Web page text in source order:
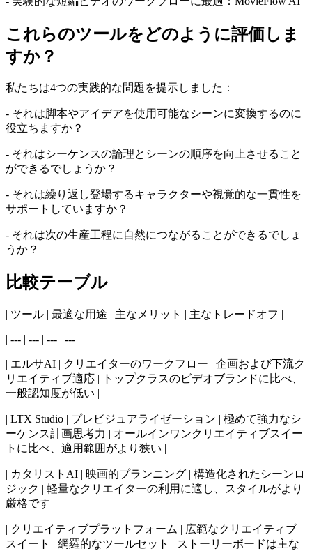
これらのツールをどのように評価しま
すか？
私たちは4つの実践的な問題を提示しました：
- それは脚本やアイデアを使用可能なシーンに変換するのに
役立ちますか？
- それはシーケンスの論理とシーンの順序を向上させること
ができるでしょうか？
- それは繰り返し登場するキャラクターや視覚的な一貫性を
サポートしていますか？
- それは次の生産工程に自然につながることができるでしょ
うか？
比較テーブル
| ツール | 最適な用途 | 主なメリット | 主なトレードオフ |
| --- | --- | --- | --- |
| エルサAI | クリエイターのワークフロー | 企画および下流ク
リエイティブ適応 | トップクラスのビデオブランドに比べ、
一般認知度が低い |
| LTX Studio | プレビジュアライゼーション | 極めて強力なシ
ーケンス計画思考力 | オールインワンクリエイティブスイー
トに比べ、適用範囲がより狭い |
| カタリストAI | 映画的プランニング | 構造化されたシーンロ
ジック | 軽量なクリエイターの利用に適し、スタイルがより
厳格です |
| クリエイティブプラットフォーム | 広範なクリエイティブ
スイート | 網羅的なツールセット | ストーリーボードは主な